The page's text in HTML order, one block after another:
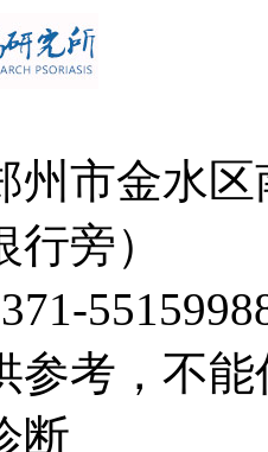
州市金水
旁）
参考，不
断